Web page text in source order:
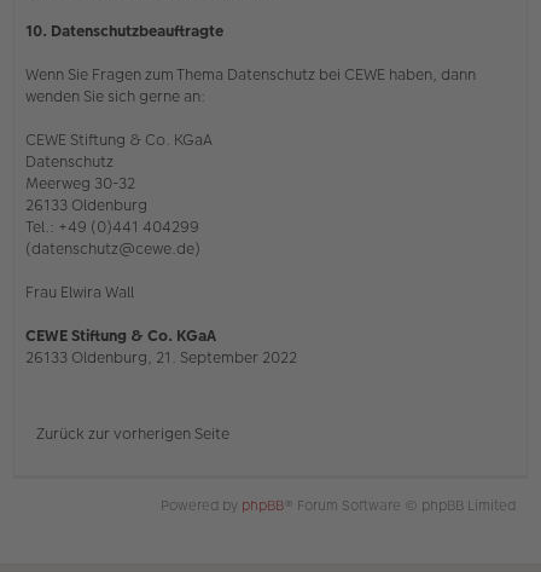
10. Datenschutzbeauftragte
Wenn Sie Fragen zum Thema Datenschutz bei CEWE haben, dann
wenden Sie sich gerne an:
CEWE Stiftung & Co. KGaA
Datenschutz
Meerweg 30-32
26133 Oldenburg
Tel.: +49 (0)441 404299
(datenschutz@cewe.de)
Frau Elwira Wall
CEWE Stiftung & Co. KGaA
26133 Oldenburg, 21. September 2022
Zurück zur vorherigen Seite
Powered by phpBB® Forum Software © phpBB Limited